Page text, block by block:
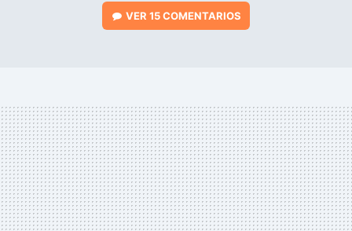
VER15 COMENTARIOS